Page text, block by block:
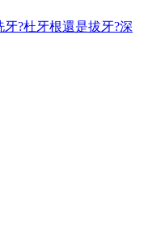
?杜牙根還是拔牙?深